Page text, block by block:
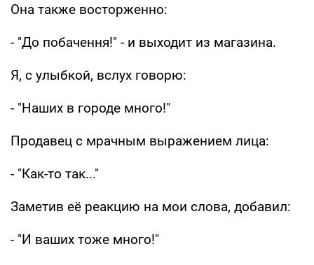
Она также восторженно:
- "До побачення!" - и выходит из магазина.
Я, с улыбкой, вслух говорю:
- "Наших в городе много!"
Продавец с мрачным выражением лица:
- "Как-то так..."
Заметив её реакцию на мои слова, добавил:
- "И ваших тоже много!"